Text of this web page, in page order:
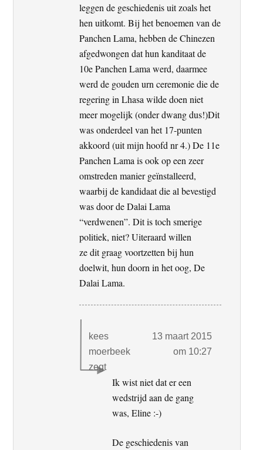
leggen de geschiedenis uit zoals het
hen uitkomt. Bij het benoemen van de
Panchen Lama, hebben de Chinezen
afgedwongen dat hun kanditaat de
10e Panchen Lama werd, daarmee
werd de gouden urn ceremonie die de
regering in Lhasa wilde doen niet
meer mogelijk (onder dwang dus!)Dit
was onderdeel van het 17-punten
akkoord (uit mijn hoofd nr 4.) De 11e
Panchen Lama is ook op een zeer
omstreden manier geïnstalleerd,
waarbij de kandidaat die al bevestigd
was door de Dalai Lama
“verdwenen”. Dit is toch smerige
politiek, niet? Uiteraard willen
ze dit graag voortzetten bij hun
doelwit, hun doorn in het oog, De
Dalai Lama.
kees
moerbeek
zegt
13 maart 2015
om 10:27
Ik wist niet dat er een
wedstrijd aan de gang
was, Eline :-)
De geschiedenis van